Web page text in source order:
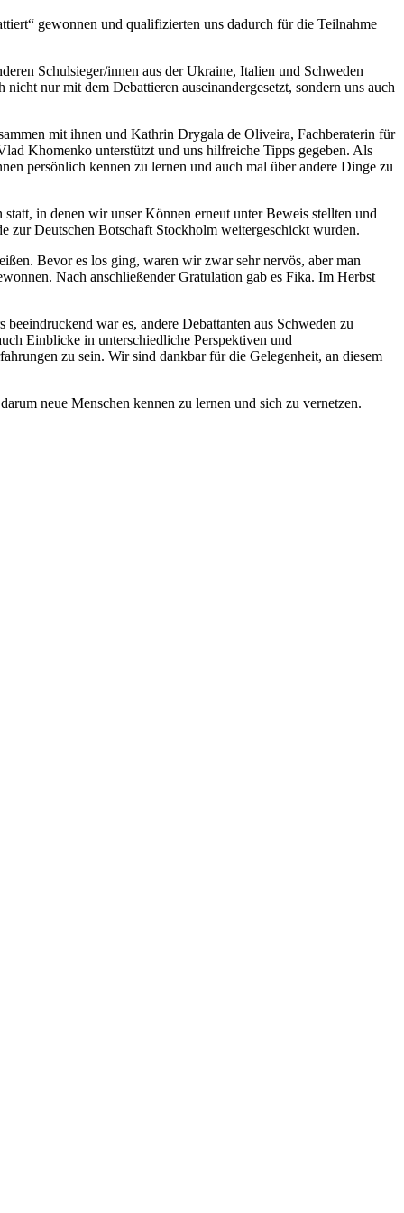
gewonnen und qualifizierten uns dadurch für die Teilnahme
Schulsieger/innen aus der Ukraine, Italien und Schweden
nur mit dem Debattieren auseinandergesetzt, sondern uns auch
mit ihnen und Kathrin Drygala de Oliveira, Fachberaterin für
Khomenko unterstützt und uns hilfreiche Tipps gegeben. Als
persönlich kennen zu lernen und auch mal über andere Dinge zu
in denen wir unser Können erneut unter Beweis stellten und
Deutschen Botschaft Stockholm weitergeschickt wurden.
Bevor es los ging, waren wir zwar sehr nervös, aber man
Nach anschließender Gratulation gab es Fika. Im Herbst
war es, andere Debattanten aus Schweden zu
Einblicke in unterschiedliche Perspektiven und
zu sein. Wir sind dankbar für die Gelegenheit, an diesem
neue Menschen kennen zu lernen und sich zu vernetzen.